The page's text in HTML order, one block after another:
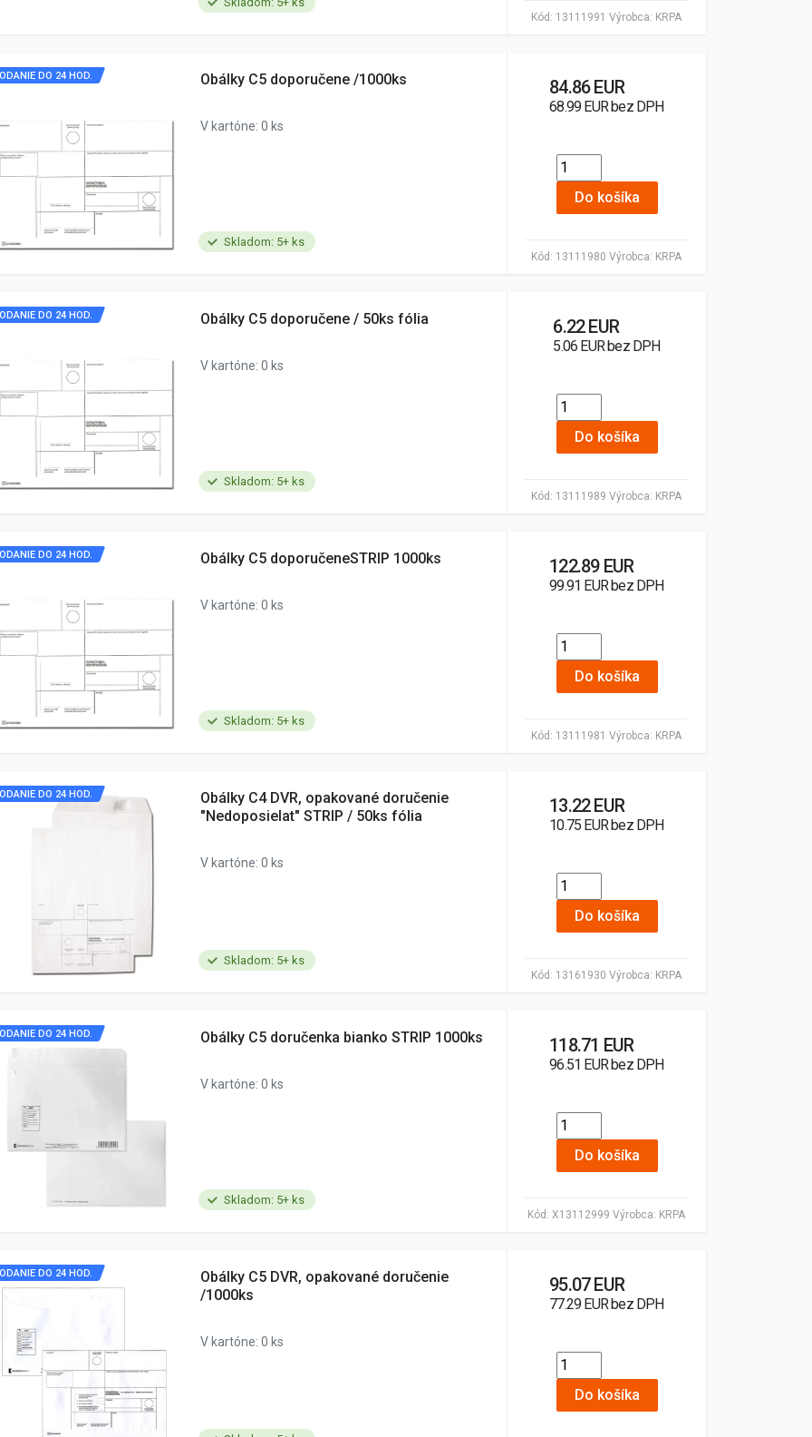
Kód: 13111991 Výrobca: KRPA
Skladom: 5+ ks
Kód: 13111980 Výrobca: KRPA
DO 24 HOD. Obálky C5 doporučene /1000ks
V kartóne: 0 ks
84.86 EUR
68.99 EUR bez DPH
Do košíka
Skladom: 5+ ks
Kód: 13111989 Výrobca: KRPA
DO 24 HOD. Obálky C5 doporučene / 50ks fólia
V kartóne: 0 ks
6.22 EUR
5.06 EUR bez DPH
Do košíka
Skladom: 5+ ks
Kód: 13111981 Výrobca: KRPA
DO 24 HOD. Obálky C5 doporučeneSTRIP 1000ks
V kartóne: 0 ks
122.89 EUR
99.91 EUR bez DPH
Do košíka
Skladom: 5+ ks
Kód: 13161930 Výrobca: KRPA
DO 24 HOD.
Obálky C4 DVR, opakované doručenie
"Nedoposielat" STRIP / 50ks fólia
V kartóne: 0 ks
13.22 EUR
10.75 EUR bez DPH
Do košíka
Skladom: 5+ ks
Kód: X13112999 Výrobca: KRPA
DO 24 HOD. Obálky C5 doručenka bianko STRIP 1000ks
V kartóne: 0 ks
118.71 EUR
96.51 EUR bez DPH
Do košíka
DO 24 HOD.
Obálky C5 DVR, opakované doručenie
/1000ks
V kartóne: 0 ks
95.07 EUR
77.29 EUR bez DPH
Do košíka